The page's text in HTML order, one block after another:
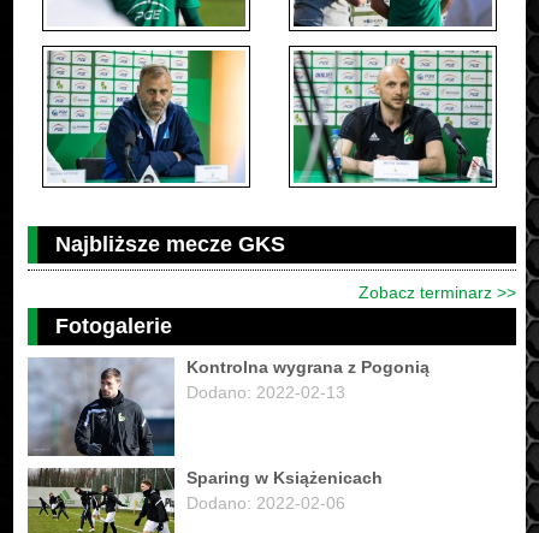
Najbliższe mecze GKS
Zobacz terminarz >>
Fotogalerie
Kontrolna wygrana z Pogonią
Dodano: 2022-02-13
Sparing w Książenicach
Dodano: 2022-02-06